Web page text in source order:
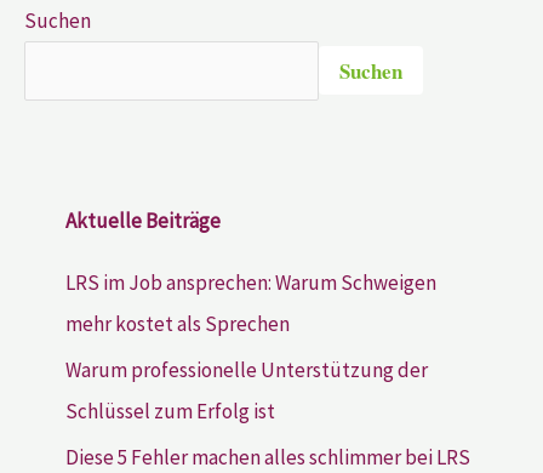
Suchen
Suchen
Aktuelle Beiträge
LRS im Job ansprechen: Warum Schweigen
mehr kostet als Sprechen
Warum professionelle Unterstützung der
Schlüssel zum Erfolg ist
Diese 5 Fehler machen alles schlimmer bei LRS